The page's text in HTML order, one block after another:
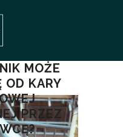
MOŻE
OD KARY
PRZEZ